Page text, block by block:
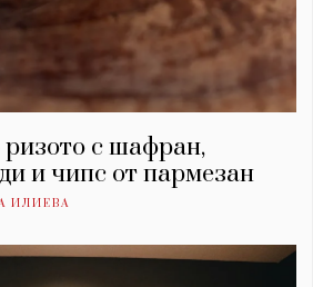
с шафран,
и чипс от пармезан
ИЛИЕВА